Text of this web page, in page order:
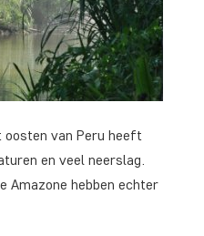
oosten van Peru heeft
en veel neerslag.
Amazone hebben echter